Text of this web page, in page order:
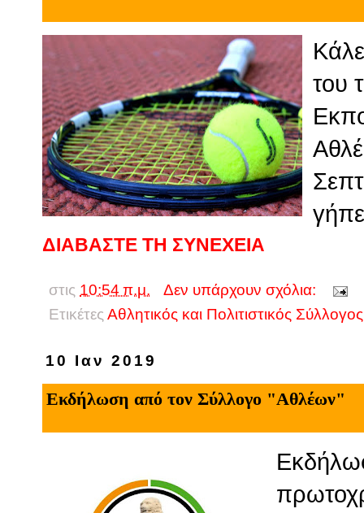
του
ΔΙΑΒΑΣΤΕ ΤΗ ΣΥΝΕΧΕΙΑ
στις 10:54 π.μ.
Δεν υπάρχουν σχόλια:
Ετικέτες Αθλητικός και Πολιτιστικός
10 Ιαν 2019
Εκδήλωση από τον Σύλλογο "Αθλέων"